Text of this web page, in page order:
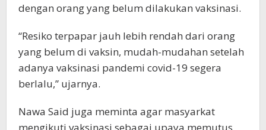
dengan orang yang belum dilakukan vaksinasi.
“Resiko terpapar jauh lebih rendah dari orang
yang belum di vaksin, mudah-mudahan setelah
adanya vaksinasi pandemi covid-19 segera
berlalu,” ujarnya.
Nawa Said juga meminta agar masyarkat